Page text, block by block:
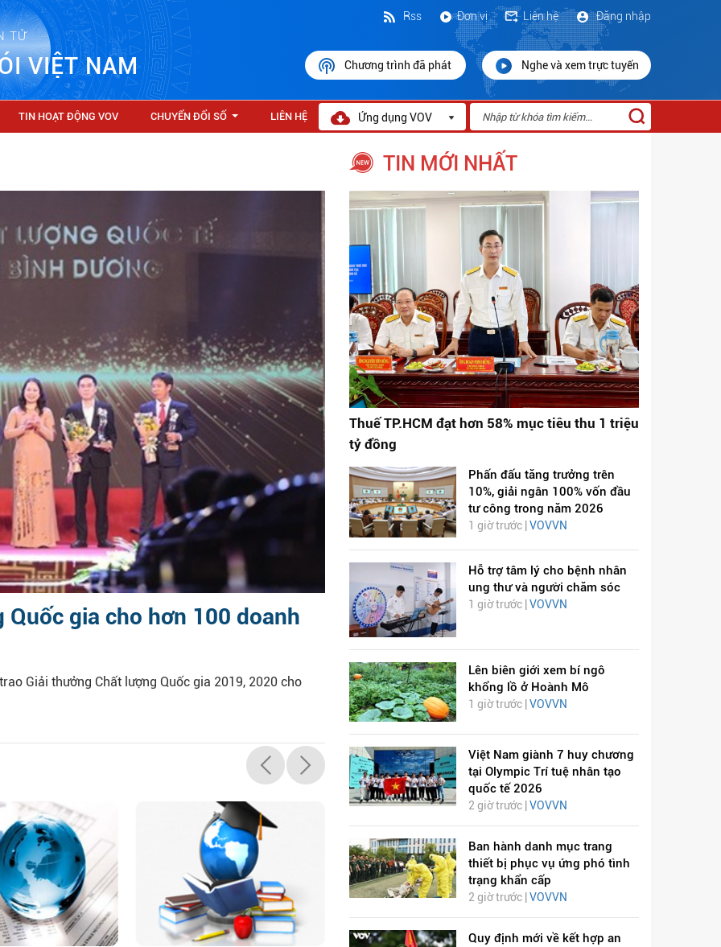
TỬ
VIỆT NAM
Đăng nhập
Liên hệ
Đơn vị
Rss
Chương trình đã phát Nghe và xem trực tuyến
TIN HOẠT ĐỘNG VOV CHUYỂN ĐỔI SỐ LIÊN HỆ Ứng dụng VOV
gia cho hơn 100 doanh
Giải thưởng Chất lượng Quốc gia 2019, 2020 cho
TIN MỚI NHẤT
Thuế TP.HCM đạt hơn 58% mục tiêu thu 1 triệu
tỷ đồng
Phấn đấu tăng trưởng trên
10%, giải ngân 100% vốn đầu
tư công trong năm 2026
1 giờ trước | VOVVN
Hỗ trợ tâm lý cho bệnh nhân
ung thư và người chăm sóc
1 giờ trước | VOVVN
Lên biên giới xem bí ngô
khổng lồ ở Hoành Mô
1 giờ trước | VOVVN
Việt Nam giành 7 huy chương
tại Olympic Trí tuệ nhân tạo
quốc tế 2026
2 giờ trước | VOVVN
Ban hành danh mục trang
thiết bị phục vụ ứng phó tình
trạng khẩn cấp
2 giờ trước | VOVVN
Quy định mới về kết hợp an